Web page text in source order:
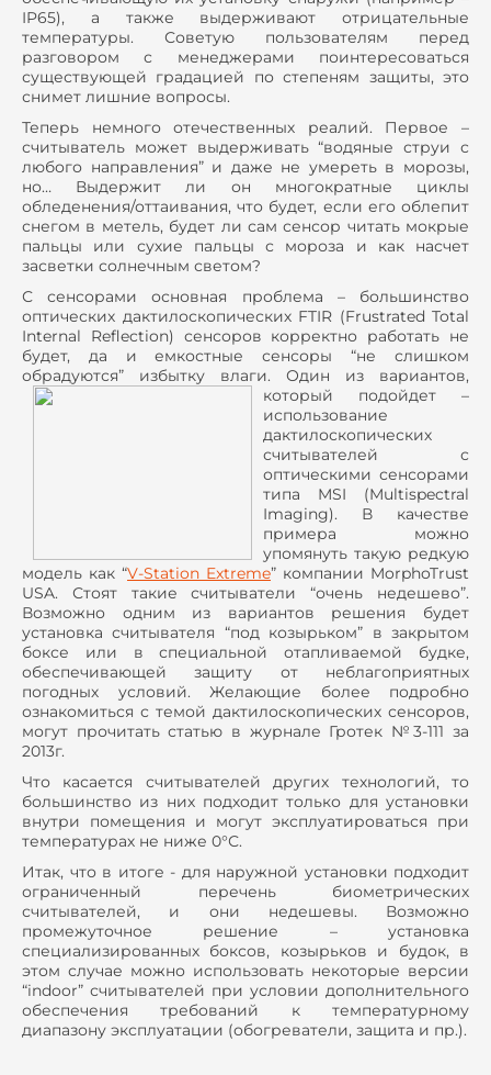
IP65), а также выдерживают отрицательные
температуры. Советую пользователям перед
разговором с менеджерами поинтересоваться
существующей градацией по степеням защиты, это
снимет лишние вопросы.
Теперь немного отечественных реалий. Первое –
считыватель может выдерживать “водяные струи с
любого направления” и даже не умереть в морозы,
но… Выдержит ли он многократные циклы
обледенения/оттаивания, что будет, если его облепит
снегом в метель, будет ли сам сенсор читать мокрые
пальцы или сухие пальцы с мороза и как насчет
засветки солнечным светом?
С сенсорами основная проблема – большинство
оптических дактилоскопических FTIR (Frustrated Total
Internal Reflection) сенсоров корректно работать не
будет, да и емкостные сенсоры “не слишком
обрадуются” избытку влаги. Один из вариантов,
который подойдет –
использование
дактилоскопических
считывателей с
оптическими сенсорами
типа MSI (Multispectral
Imaging). В качестве
примера можно
упомянуть такую редкую
модель как “V-Station Extreme” компании MorphoTrust
USA. Стоят такие считыватели “очень недешево”.
Возможно одним из вариантов решения будет
установка считывателя “под козырьком” в закрытом
боксе или в специальной отапливаемой будке,
обеспечивающей защиту от неблагоприятных
погодных условий. Желающие более подробно
ознакомиться с темой дактилоскопических сенсоров,
могут прочитать статью в журнале Гротек №3-111 за
2013г.
Что касается считывателей других технологий, то
большинство из них подходит только для установки
внутри помещения и могут эксплуатироваться при
температурах не ниже 0°С.
Итак, что в итоге - для наружной установки подходит
ограниченный перечень биометрических
считывателей, и они недешевы. Возможно
промежуточное решение – установка
специализированных боксов, козырьков и будок, в
этом случае можно использовать некоторые версии
“indoor” считывателей при условии дополнительного
обеспечения требований к температурному
диапазону эксплуатации (обогреватели, защита и пр.).